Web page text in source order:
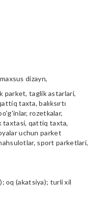
dizayn,
parket, taglik astarlari,
taxta, balıksırtı
rozetkalar,
taxtasi, qattiq taxta,
uchun parket
sport parketlari,
oq (akatsiya); turli xil